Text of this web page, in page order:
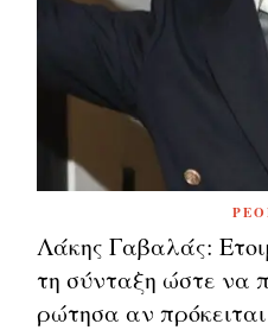
Λάκης Γαβαλάς:
τη σύνταξη ώστε να
ρώτησα αν